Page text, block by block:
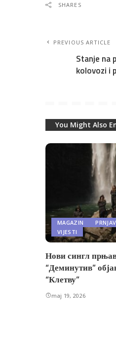
SHARES
PREVIOUS ARTICLE
Stanje na
kolovozi i
You Might Also
MAGAZIN
VIJESTI
Нови сингл
“Деминутив”
“Клетву”
maj 19, 2026